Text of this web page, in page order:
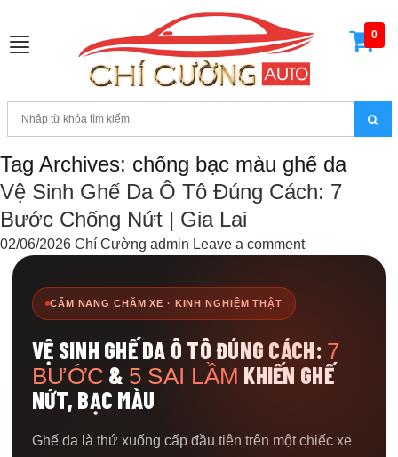
Toggle
0
Tag Archives: chống bạc màu ghế da
Vệ Sinh Ghế Da Ô Tô Đúng Cách: 7
Bước Chống Nứt | Gia Lai
02/06/2026 Chí Cường admin Leave a comment
CẨM NANG CHĂM XE · KINH NGHIỆM THẬT
VỆ SINH GHẾ DA Ô TÔ ĐÚNG CÁCH: 7
BƯỚC & 5 SAI LẦM KHIẾN GHẾ
NỨT, BẠC MÀU
Ghế da là thứ xuống cấp đầu tiên trên một chiếc xe